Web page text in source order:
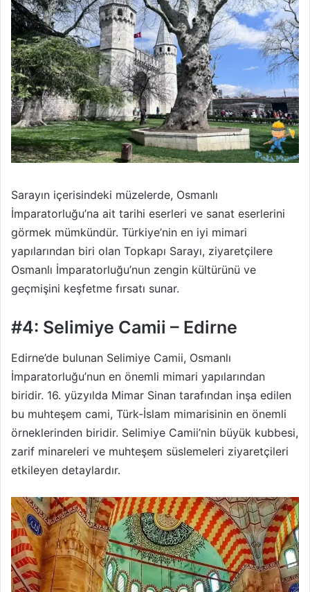
Sarayın içerisindeki müzelerde, Osmanlı
İmparatorluğu’na ait tarihi eserleri ve sanat eserlerini
görmek mümkündür. Türkiye’nin en iyi mimari
yapılarından biri olan Topkapı Sarayı, ziyaretçilere
Osmanlı İmparatorluğu’nun zengin kültürünü ve
geçmişini keşfetme fırsatı sunar.
#4: Selimiye Camii – Edirne
Edirne’de bulunan Selimiye Camii, Osmanlı
İmparatorluğu’nun en önemli mimari yapılarından
biridir. 16. yüzyılda Mimar Sinan tarafından inşa edilen
bu muhteşem cami, Türk-İslam mimarisinin en önemli
örneklerinden biridir. Selimiye Camii’nin büyük kubbesi,
zarif minareleri ve muhteşem süslemeleri ziyaretçileri
etkileyen detaylardır.